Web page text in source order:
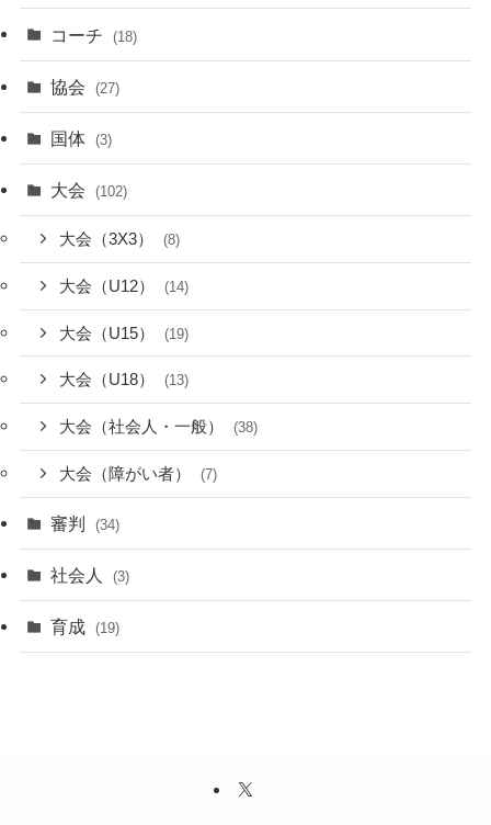
コーチ (18)
協会 (27)
国体 (3)
大会 (102)
大会（3X3） (8)
大会（U12） (14)
大会（U15） (19)
大会（U18） (13)
大会（社会人・一般） (38)
大会（障がい者） (7)
審判 (34)
社会人 (3)
育成 (19)